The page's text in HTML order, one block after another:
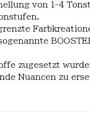
von 1-4
zugesetzt
Nuancen zu